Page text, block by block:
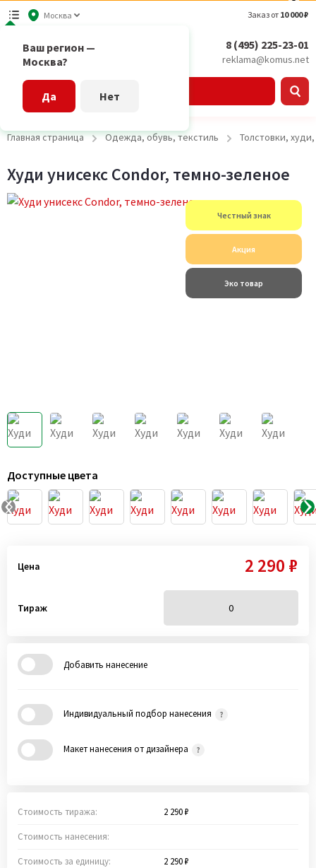
Москва
Ваш регион —
Москва?
Да Нет
Заказ от 10 000 ₽
8 (495) 225-23-01
reklama@komus.net
Главная страница Одежда, обувь, текстиль Толстовки,
Худи унисекс Condor, темно-зеленое
Честный знак
Акция
Эко товар
Доступные цвета
Цена 2 290 ₽
Тираж
Добавить нанесение
Индивидуальный подбор нанесения
Макет нанесения от дизайнера
Стоимость тиража: 2 290 ₽
Стоимость нанесения:
Стоимость за единицу: 2 290 ₽